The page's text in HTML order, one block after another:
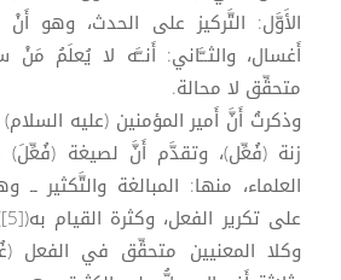
الأَوَّل: التَّركيز على الحدث، وهو
أَغسال، والثــَّاني: أَنــَّه لا يُعلَمُ مَنْ
متحقِّق لا محالة.
وذكرتُ أَنَّ أَمير المؤمنين (عليه
زنة (فُعِّل)، وتقدَّم أَنَّ لصيغة (فُعِّلَ)
العلماء، منها: المبالغة والتَّكثير
وكلا المعنيين متحقِّق في الفعل